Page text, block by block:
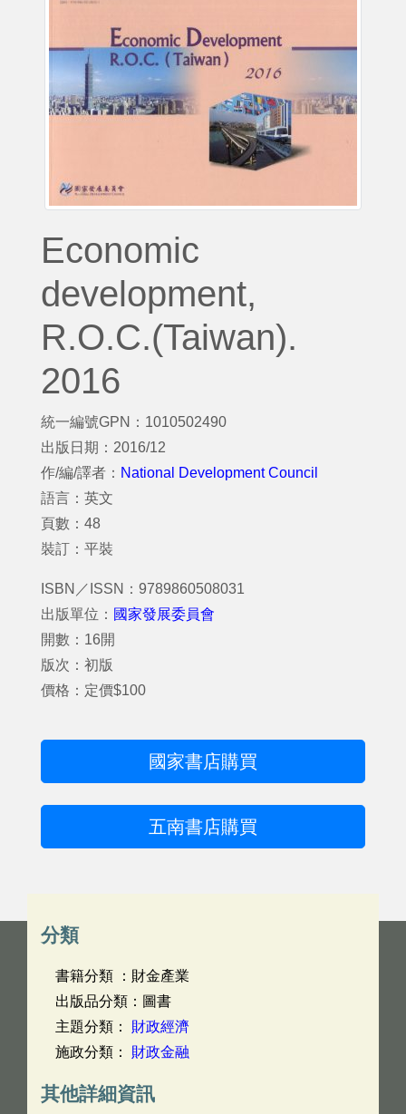
Economic
development,
R.O.C.(Taiwan).
2016
統一編號GPN：1010502490
出版日期：2016/12
作/編/譯者： National Development Council
語言：英文
頁數：48
裝訂：平裝
ISBN／ISSN：9789860508031
出版單位： 國家發展委員會
開數：16開
版次：初版
價格：定價$100
國家書店購買
五南書店購買
分類
書籍分類 ：財金產業
出版品分類：圖書
主題分類： 財政經濟
施政分類： 財政金融
其他詳細資訊